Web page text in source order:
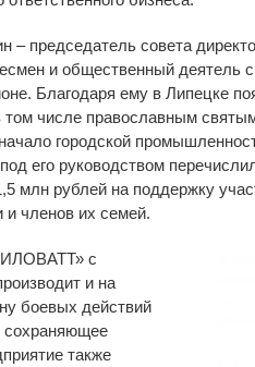
– председатель совета
и общественный деятель
Благодаря ему в Липецке
том числе православным
городской
его руководством
млн рублей на поддержку
и членов их семей.
с
и на
боевых действий
сохраняющее
также